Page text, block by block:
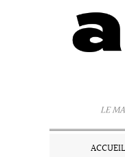
LE
ACCUEIL
Panneau de gestion